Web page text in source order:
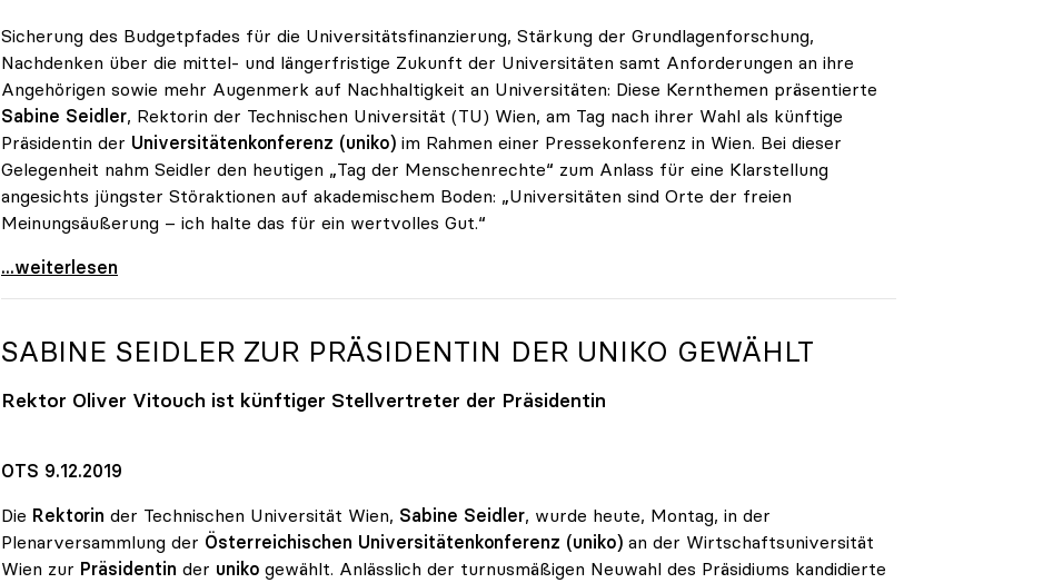
Sicherung des Budgetpfades für die Universitätsfinanzierung, Stärkung der Grundlagenforschung,
Nachdenken über die mittel- und längerfristige Zukunft der Universitäten samt Anforderungen an ihre
Angehörigen sowie mehr Augenmerk auf Nachhaltigkeit an Universitäten: Diese Kernthemen präsentierte
Sabine Seidler, Rektorin der Technischen Universität (TU) Wien, am Tag nach ihrer Wahl als künftige
Präsidentin der Universitätenkonferenz (uniko) im Rahmen einer Pressekonferenz in Wien. Bei dieser
Gelegenheit nahm Seidler den heutigen „Tag der Menschenrechte“ zum Anlass für eine Klarstellung
angesichts jüngster Störaktionen auf akademischem Boden: „Universitäten sind Orte der freien
Meinungsäußerung – ich halte das für ein wertvolles Gut.“
Seidler: „Universitäten sind Orte der freien
...weiterlesen
SABINE SEIDLER ZUR PRÄSIDENTIN DER UNIKO GEWÄHLT
Rektor Oliver Vitouch ist künftiger Stellvertreter der Präsidentin
OTS 9.12.2019
Die Rektorin der Technischen Universität Wien, Sabine Seidler, wurde heute, Montag, in der
Plenarversammlung der Österreichischen Universitätenkonferenz (uniko) an der Wirtschaftsuniversität
Wien zur Präsidentin der uniko gewählt. Anlässlich der turnusmäßigen Neuwahl des Präsidiums kandidierte